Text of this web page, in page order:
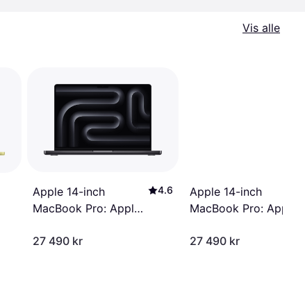
Vis alle
Apple 14-inch
MacBook Pro: Apple
CPU and 10-core
4.6
27 490 kr
Apple 14-inch
MacBook Pro: Apple
CPU and 10-core
27 490 kr